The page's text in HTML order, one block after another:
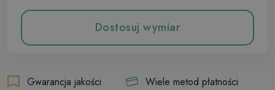
Dostosuj wymiar
Gwarancja jakości Wiele metod płatności